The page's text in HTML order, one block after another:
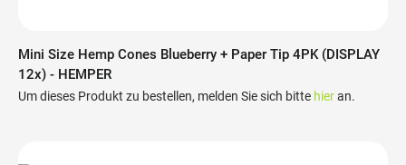
Mini Size Hemp Cones Blueberry + Paper Tip 4PK (DISPLAY
12x) - HEMPER
Um dieses Produkt zu bestellen, melden Sie sich bitte hieran.